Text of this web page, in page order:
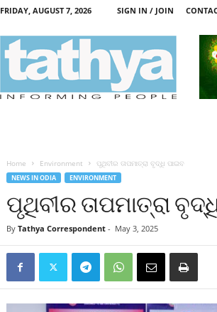
FRIDAY, AUGUST 7, 2026 SIGN IN / JOIN
Home Environment ପୃଥିବୀର ତାପମାତ୍ରା ବୃଦ୍ଧି ପାଇବ
NEWS IN ODIA ENVIRONMENT
ପୃଥିବୀର ତାପମାତ୍ରା
By Tathya Correspondent- May 3, 2025